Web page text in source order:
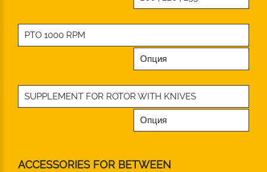
PTO 1000 RPM
Опция
SUPPLEMENT FOR ROTOR WITH KNIVES
Опция
ACCESSORIES FOR BETWEEN